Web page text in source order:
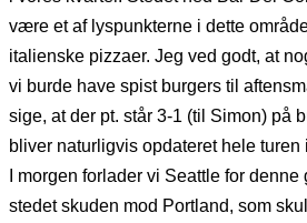
være et af lyspunkterne i dette
italienske pizzaer. Jeg ved godt, at
vi burde have spist burgers til
sige, at der pt. står 3-1 (til Simon) på
bliver naturligvis opdateret hele turen
I morgen forlader vi Seattle for denne
stedet skuden mod Portland, som